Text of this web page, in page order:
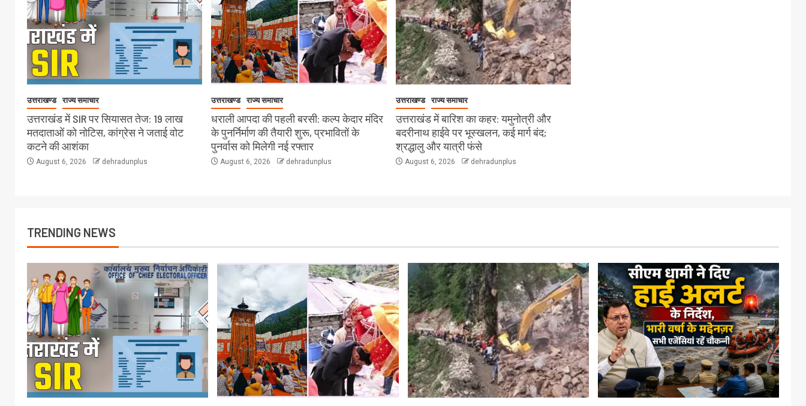
उत्तराखण्ड राज्य समाचार
उत्तराखंड में SIR पर सियासत तेज: 19 लाख
मतदाताओं को नोटिस, कांग्रेस ने जताई वोट
कटने की आशंका
August 6, 2026 dehradunplus
उत्तराखण्ड राज्य समाचार
धराली आपदा की पहली बरसी: कल्प केदार मंदिर
के पुनर्निर्माण की तैयारी शुरू, प्रभावितों के
पुनर्वास को मिलेगी नई रफ्तार
August 6, 2026 dehradunplus
उत्तराखण्ड राज्य समाचार
उत्तराखंड में बारिश का कहर: यमुनोत्री और
बदरीनाथ हाईवे पर भूस्खलन, कई मार्ग बंद;
श्रद्धालु और यात्री फंसे
August 6, 2026 dehradunplus
TRENDING NEWS